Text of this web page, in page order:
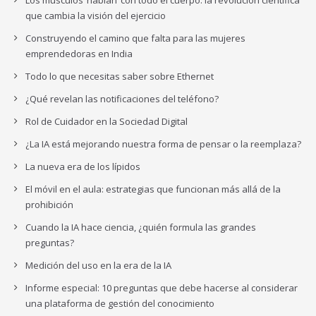
que cambia la visión del ejercicio
Construyendo el camino que falta para las mujeres
emprendedoras en India
Todo lo que necesitas saber sobre Ethernet
¿Qué revelan las notificaciones del teléfono?
Rol de Cuidador en la Sociedad Digital
¿La IA está mejorando nuestra forma de pensar o la reemplaza?
La nueva era de los lípidos
El móvil en el aula: estrategias que funcionan más allá de la
prohibición
Cuando la IA hace ciencia, ¿quién formula las grandes
preguntas?
Medición del uso en la era de la IA
Informe especial: 10 preguntas que debe hacerse al considerar
una plataforma de gestión del conocimiento